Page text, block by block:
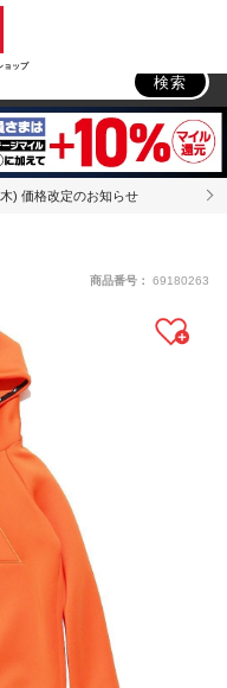
ョップ
検索
) 価格改定のお知らせ
商品番号： 69180263